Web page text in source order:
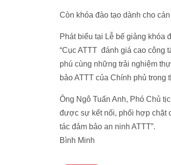
Còn khóa đào tạo dành cho
Phát biểu tại Lễ bế giảng khóa
“Cục ATTT đánh giá cao công
phú cùng những trải nghiệm
bảo ATTT của Chính phủ trong
Ông Ngô Tuấn Anh, Phó Chủ
được sự kết nối, phối hợp chặt
tác đảm bảo an ninh ATTT”.
Bình Minh